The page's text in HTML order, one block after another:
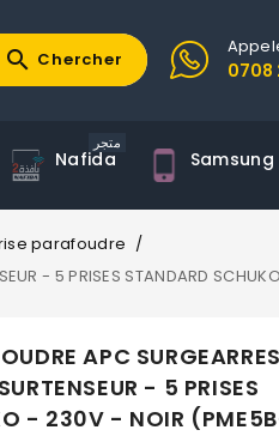
0708
search Chercher
Nafida
متجر
Samsung
parafoudre
- 5 PRISES STANDARD
APC
- 5 PRISES
- 230V - NOIR